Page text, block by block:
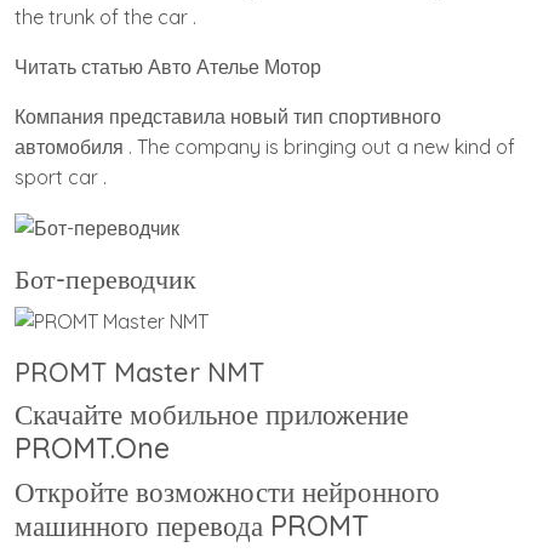
the trunk of the car .
Читать статью Авто Ателье Мотор
Компания представила новый тип спортивного
автомобиля . The company is bringing out a new kind of
sport car .
Бот-переводчик
PROMT Master NMT
Скачайте мобильное приложение
PROMT.One
Откройте возможности нейронного
машинного перевода PROMT